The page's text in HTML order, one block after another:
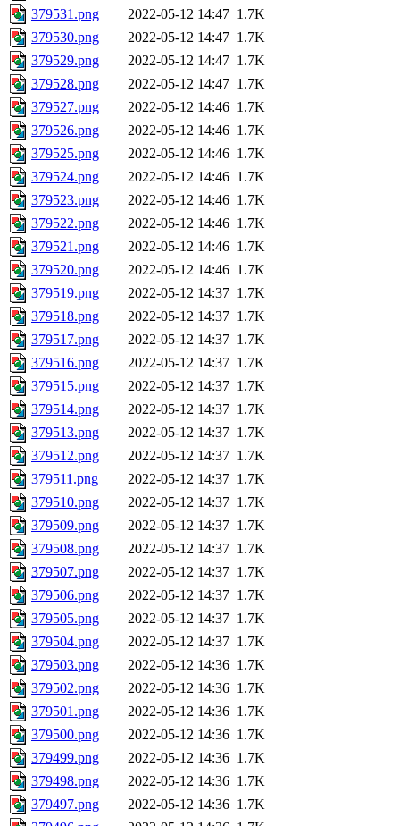
379531.png
2022-05-12 14:47 1.7K
379530.png
2022-05-12 14:47 1.7K
379529.png
2022-05-12 14:47 1.7K
379528.png
2022-05-12 14:47 1.7K
379527.png
2022-05-12 14:46 1.7K
379526.png
2022-05-12 14:46 1.7K
379525.png
2022-05-12 14:46 1.7K
379524.png
2022-05-12 14:46 1.7K
379523.png
2022-05-12 14:46 1.7K
379522.png
2022-05-12 14:46 1.7K
379521.png
2022-05-12 14:46 1.7K
379520.png
2022-05-12 14:46 1.7K
379519.png
2022-05-12 14:37 1.7K
379518.png
2022-05-12 14:37 1.7K
379517.png
2022-05-12 14:37 1.7K
379516.png
2022-05-12 14:37 1.7K
379515.png
2022-05-12 14:37 1.7K
379514.png
2022-05-12 14:37 1.7K
379513.png
2022-05-12 14:37 1.7K
379512.png
2022-05-12 14:37 1.7K
379511.png
2022-05-12 14:37 1.7K
379510.png
2022-05-12 14:37 1.7K
379509.png
2022-05-12 14:37 1.7K
379508.png
2022-05-12 14:37 1.7K
379507.png
2022-05-12 14:37 1.7K
379506.png
2022-05-12 14:37 1.7K
379505.png
2022-05-12 14:37 1.7K
379504.png
2022-05-12 14:37 1.7K
379503.png
2022-05-12 14:36 1.7K
379502.png
2022-05-12 14:36 1.7K
379501.png
2022-05-12 14:36 1.7K
379500.png
2022-05-12 14:36 1.7K
379499.png
2022-05-12 14:36 1.7K
379498.png
2022-05-12 14:36 1.7K
379497.png
2022-05-12 14:36 1.7K